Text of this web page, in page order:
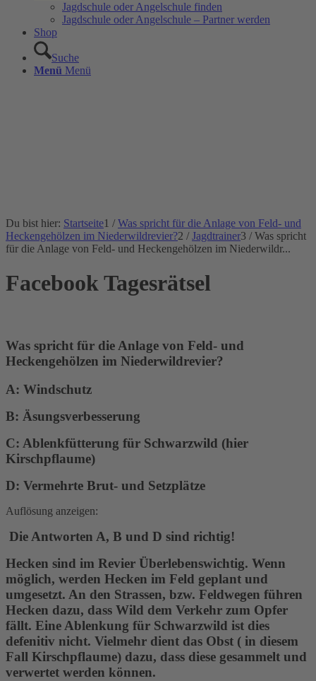
Jagdschule oder Angelschule finden
Jagdschule oder Angelschule – Partner werden
Shop
Suche
Menü Menü
Du bist hier: Startseite1 / Was spricht für die Anlage von Feld- und
Heckengehölzen im Niederwildrevier?2 / Jagdtrainer3 / Was spricht
für die Anlage von Feld- und Heckengehölzen im Niederwildr...
Facebook Tagesrätsel
Was spricht für die Anlage von Feld- und
Heckengehölzen im Niederwildrevier?
A: Windschutz
B: Äsungsverbesserung
C: Ablenkfütterung für Schwarzwild (hier
Kirschpflaume)
D: Vermehrte Brut- und Setzplätze
Auflösung anzeigen:
Die Antworten A, B und D sind richtig!
Hecken sind im Revier Überlebenswichtig. Wenn
möglich, werden Hecken im Feld geplant und
umgesetzt. An den Strassen, bzw. Feldwegen führen
Hecken dazu, dass Wild dem Verkehr zum Opfer
fällt. Eine Ablenkung für Schwarzwild ist dies
defenitiv nicht. Vielmehr dient das Obst ( in diesem
Fall Kirschpflaume) dazu, dass diese gesammelt und
verwertet werden können.